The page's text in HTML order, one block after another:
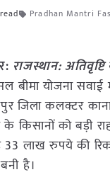
Pradhan Mantri
राजस्थान:
बीमा योजना
जिला कलक्टर
किसानों को बड़ी
लाख रुपये की
है।